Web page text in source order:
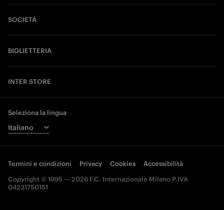
SOCIETÀ
BIGLIETTERIA
INTER STORE
Seleziona la lingua
Termini e condizioni Privacy Cookies
Accessibilità
Copyright © 1995 — 2026 F.C. Internazionale Milano P.IVA
04231750151